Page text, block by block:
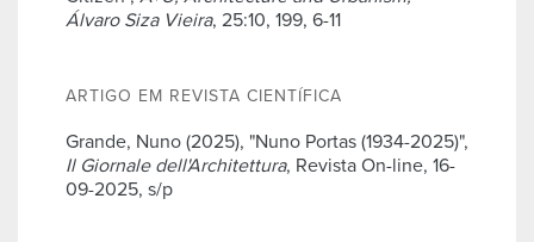
Álvaro Siza Vieira, 25:10, 199, 6-11
ARTIGO EM REVISTA CIENTÍFICA
Grande, Nuno (2025), "Nuno Portas (1934-2025)",
Il Giornale dell'Architettura, Revista On-line, 16-
09-2025, s/p